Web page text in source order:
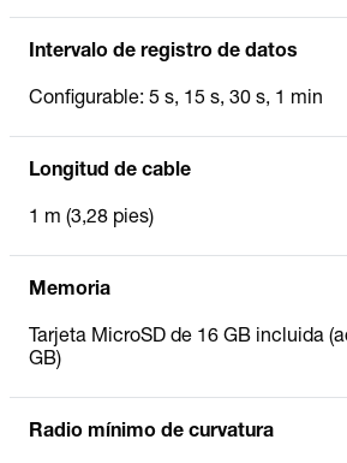
Intervalo de registro de datos
Configurable: 5 s, 15 s, 30 s, 1 min
Longitud de cable
1 m (3,28 pies)
Memoria
Tarjeta MicroSD de 16 GB incluida
GB)
Radio mínimo de curvatura